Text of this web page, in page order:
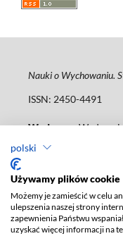
polski
Używamy plików cookie
Możemy je zamieścić w celu
ulepszenia naszej strony
zapewnienia Państwu
uzyskać więcej informacji na
Nauki o Wychowaniu.
ISSN: 2450-4491
Wydawca:
Tel.: 42 235 01 65,
Deklaracja